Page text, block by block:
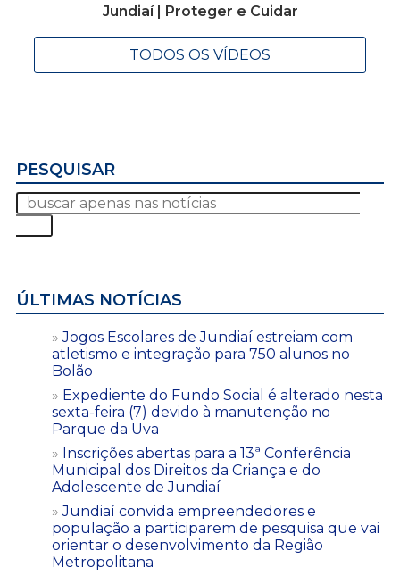
Jundiaí | Proteger e Cuidar
TODOS OS VÍDEOS
PESQUISAR
ÚLTIMAS NOTÍCIAS
Jogos Escolares de Jundiaí estreiam com
atletismo e integração para 750 alunos no
Bolão
Expediente do Fundo Social é alterado nesta
sexta-feira (7) devido à manutenção no
Parque da Uva
Inscrições abertas para a 13ª Conferência
Municipal dos Direitos da Criança e do
Adolescente de Jundiaí
Jundiaí convida empreendedores e
população a participarem de pesquisa que vai
orientar o desenvolvimento da Região
Metropolitana